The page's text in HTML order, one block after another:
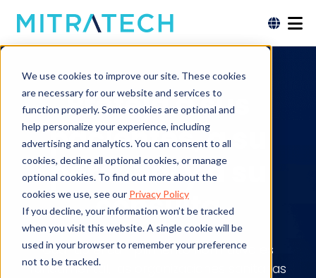
We use cookies to improve our site. These cookies
are necessary for our website and services to
function properly. Some cookies are optional and
help personalize your experience, including
advertising and analytics. You can consent to all
cookies, decline all optional cookies, or manage
optional cookies. To find out more about the
cookies we use, see our Privacy Policy
If you decline, your information won’t be tracked
when you visit this website. A single cookie will be
used in your browser to remember your preference
not to be tracked.
Proteja a sus
pacientes, a su
personal y a su
consulta
Cuando el cumplimiento normativo es
fundamental, las organizaciones sanitarias